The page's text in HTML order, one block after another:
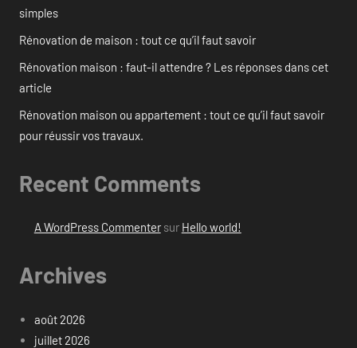
simples
Rénovation de maison : tout ce qu’il faut savoir
Rénovation maison : faut-il attendre ? Les réponses dans cet
article
Rénovation maison ou appartement : tout ce qu’il faut savoir
pour réussir vos travaux.
Recent Comments
A WordPress Commentersur Hello world!
Archives
août 2026
juillet 2026